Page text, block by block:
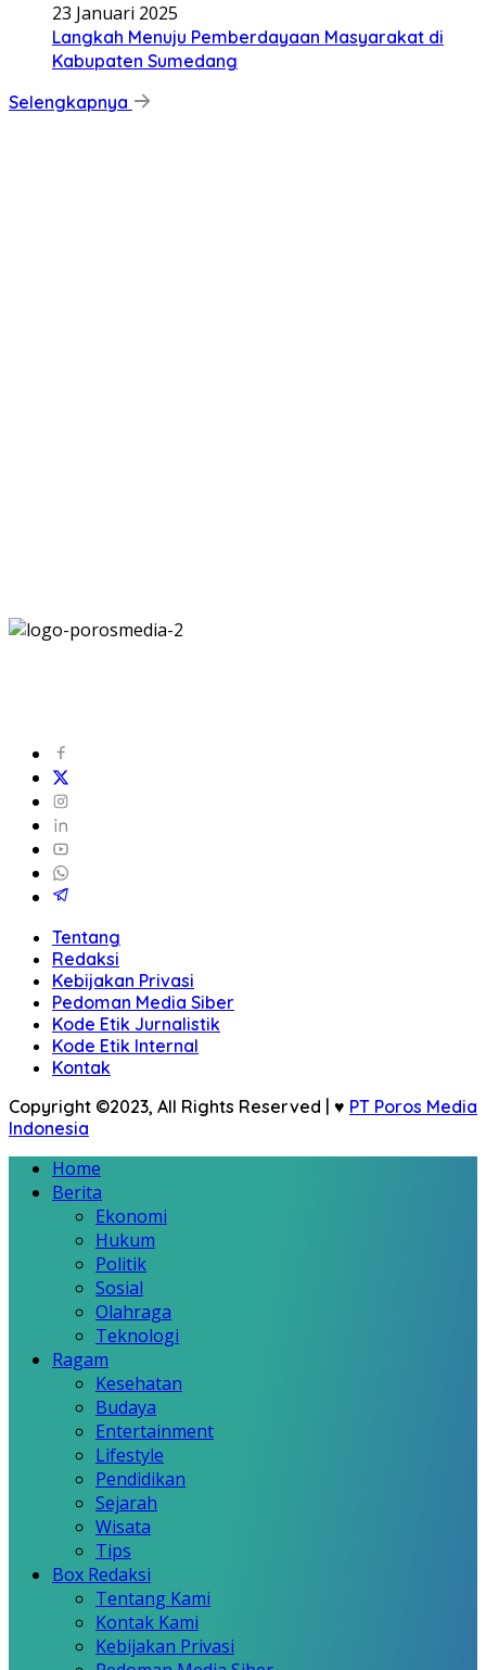
23 Januari 2025
Langkah Menuju Pemberdayaan Masyarakat di
Kabupaten Sumedang
Selengkapnya
Tentang
Redaksi
Kebijakan Privasi
Pedoman Media Siber
Kode Etik Jurnalistik
Kode Etik Internal
Kontak
Copyright ©2023, All Rights Reserved | ♥ PT Poros Media
Indonesia
Home
Berita
Ekonomi
Hukum
Politik
Sosial
Olahraga
Teknologi
Ragam
Kesehatan
Budaya
Entertainment
Lifestyle
Pendidikan
Sejarah
Wisata
Tips
Box Redaksi
Tentang Kami
Kontak Kami
Kebijakan Privasi